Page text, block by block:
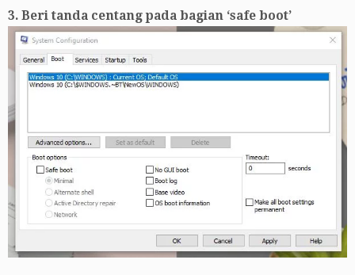
3. Beri tanda centang pada bagian ‘safe boot’